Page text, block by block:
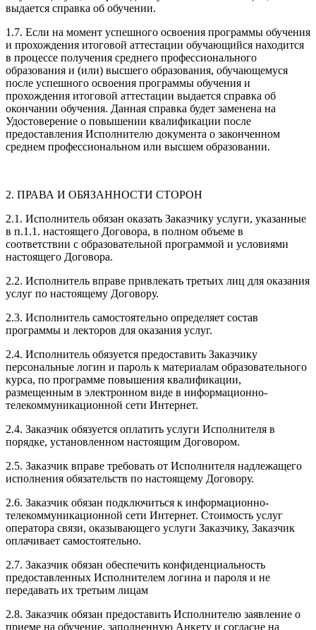
выдается справка об обучении.
1.7. Если на момент успешного освоения программы обучения
и прохождения итоговой аттестации обучающийся находится
в процессе получения среднего профессионального
образования и (или) высшего образования, обучающемуся
после успешного освоения программы обучения и
прохождения итоговой аттестации выдается справка об
окончании обучения. Данная справка будет заменена на
Удостоверение о повышении квалификации после
предоставления Исполнителю документа о законченном
среднем профессиональном или высшем образовании.
2. ПРАВА И ОБЯЗАННОСТИ СТОРОН
2.1. Исполнитель обязан оказать Заказчику услуги, указанные
в п.1.1. настоящего Договора, в полном объеме в
соответствии с образовательной программой и условиями
настоящего Договора.
2.2. Исполнитель вправе привлекать третьих лиц для оказания
услуг по настоящему Договору.
2.3. Исполнитель самостоятельно определяет состав
программы и лекторов для оказания услуг.
2.4. Исполнитель обязуется предоставить Заказчику
персональные логин и пароль к материалам образовательного
курса, по программе повышения квалификации,
размещенным в электронном виде в информационно-
телекоммуникационной сети Интернет.
2.4. Заказчик обязуется оплатить услуги Исполнителя в
порядке, установленном настоящим Договором.
2.5. Заказчик вправе требовать от Исполнителя надлежащего
исполнения обязательств по настоящему Договору.
2.6. Заказчик обязан подключиться к информационно-
телекоммуникационной сети Интернет. Стоимость услуг
оператора связи, оказывающего услуги Заказчику, Заказчик
оплачивает самостоятельно.
2.7. Заказчик обязан обеспечить конфиденциальность
предоставленных Исполнителем логина и пароля и не
передавать их третьим лицам
2.8. Заказчик обязан предоставить Исполнителю заявление о
приеме на обучение, заполненную Анкету и согласие на